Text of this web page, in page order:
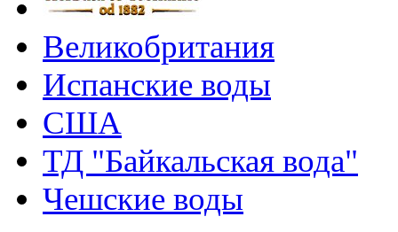
Великобритания
Испанские воды
США
ТД "Байкальская вода"
Чешские воды